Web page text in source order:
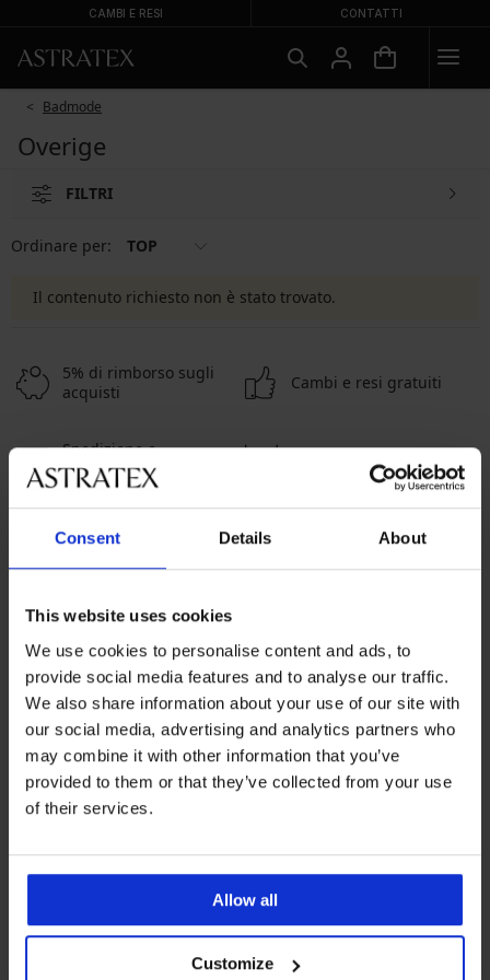
Consent Details About
This website uses cookies
We use cookies to personalise content and ads, to
provide social media features and to analyse our traffic.
We also share information about your use of our site with
our social media, advertising and analytics partners who
may combine it with other information that you’ve
provided to them or that they’ve collected from your use
of their services.
Allow all
Customize
CAMBI E RESI CONTATTI
Badmode
Overige
FILTRI
Ordinare per: TOP
Il contenuto richiesto non è stato trovato.
5% di rimborso sugli
acquisti
Cambi e resi gratuiti
Spedizione e
pagamento
Ampia scelta
Assistenza clienti
info@astratex.it
Newsletter
Non perdere nessuna promozione.
INFORMAZIONI GENERALI